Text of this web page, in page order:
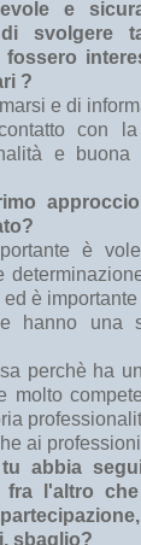
e
svolgere
?
e di
con la
e
è
è
hanno una
perchè ha
molto
ai
tu abbia
fra l'altro
sbaglio?